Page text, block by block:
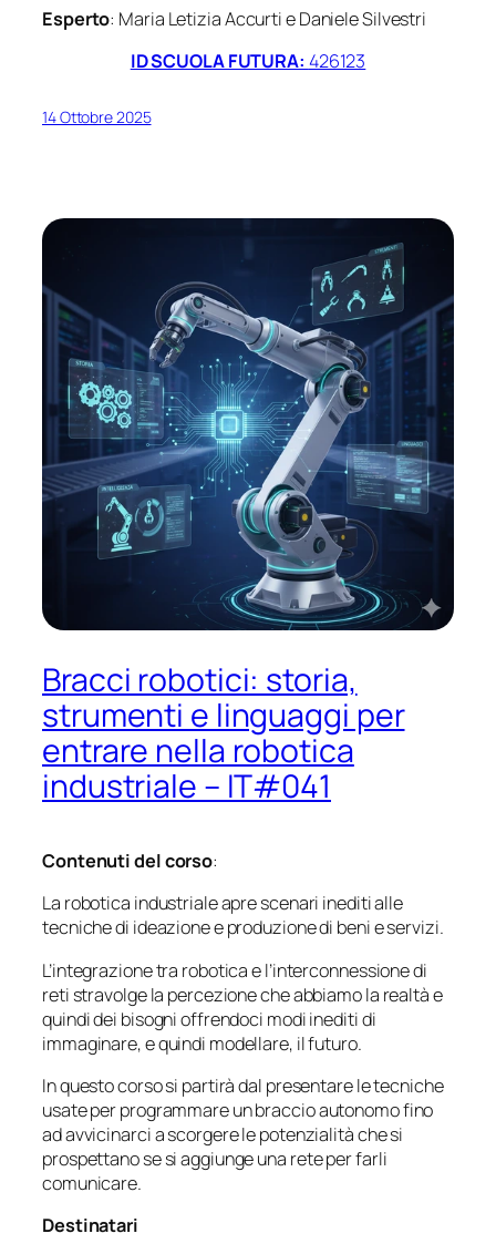
Esperto: Maria Letizia Accurti e Daniele Silvestri
ID SCUOLA FUTURA: 426123
14 Ottobre 2025
Bracci robotici: storia,
strumenti e linguaggi per
entrare nella robotica
industriale – IT#041
Contenuti del corso:
La robotica industriale apre scenari inediti alle
tecniche di ideazione e produzione di beni e servizi.
L’integrazione tra robotica e l’interconnessione di
reti stravolge la percezione che abbiamo la realtà e
quindi dei bisogni offrendoci modi inediti di
immaginare, e quindi modellare, il futuro.
In questo corso si partirà dal presentare le tecniche
usate per programmare un braccio autonomo fino
ad avvicinarci a scorgere le potenzialità che si
prospettano se si aggiunge una rete per farli
comunicare.
Destinatari